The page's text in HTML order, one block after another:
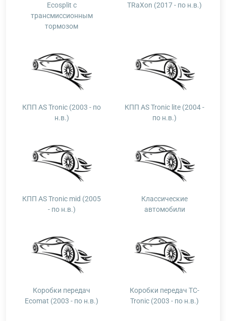
Ecosplit с
трансмиссионным
тормозом
TRaXon (2017 - по н.в.)
КПП AS Tronic (2003 - по
н.в.)
КПП AS Tronic lite (2004 -
по н.в.)
КПП AS Tronic mid (2005
- по н.в.)
Классические
автомобили
Коробки передач
Ecomat (2003 - по н.в.)
Коробки передач TC-
Tronic (2003 - по н.в.)